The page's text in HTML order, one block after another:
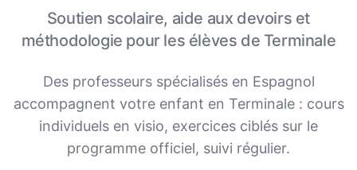
Soutien scolaire, aide aux devoirs et
méthodologie pour les élèves de Terminale
Des professeurs spécialisés en Espagnol
accompagnent votre enfant en Terminale: cours
individuels en visio, exercices ciblés sur le
programme officiel, suivi régulier.